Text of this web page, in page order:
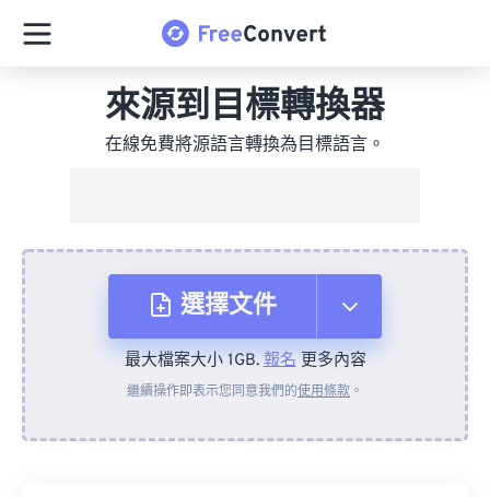
來源到目標轉換器
在線免費將源語言轉換為目標語言。
選擇文件
來自裝置
最大檔案大小 1GB.報名更多內容
繼續操作即表示您同意我們的使用條款 。